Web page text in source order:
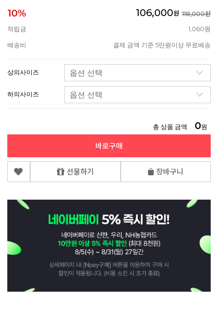
10% 106,000원 118,000원
적립금
1,060원
배송비 결제 금액 기준 5만원이상 무료배송
상의사이즈
하의사이즈
총 상품 금액 0원
바로구매
선물하기 장바구니